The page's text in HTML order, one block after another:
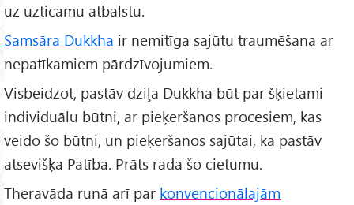
uz uzticamu atbalstu.
Samsāra Dukkha ir nemitīga sajūtu traumēšana ar
nepatīkamiem pārdzīvojumiem.
Visbeidzot, pastāv dziļa Dukkha būt par šķietami
individuālu būtni, ar pieķeršanos procesiem, kas
veido šo būtni, un pieķeršanos sajūtai, ka pastāv
atsevišķa Patība. Prāts rada šo cietumu.
Theravāda runā arī par konvencionālajām